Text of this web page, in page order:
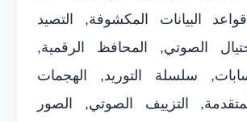
البيانات المكشوفة, التصيد
الصوتي, المحافظ الرقمية,
سلسلة التوريد, الهجمات
التزييف الصوتي, الصور